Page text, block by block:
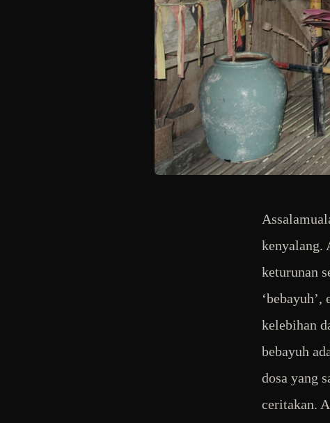
kenyalang.
keturunan
kelebihan
bebayuh
dosa yang
ceritakan.